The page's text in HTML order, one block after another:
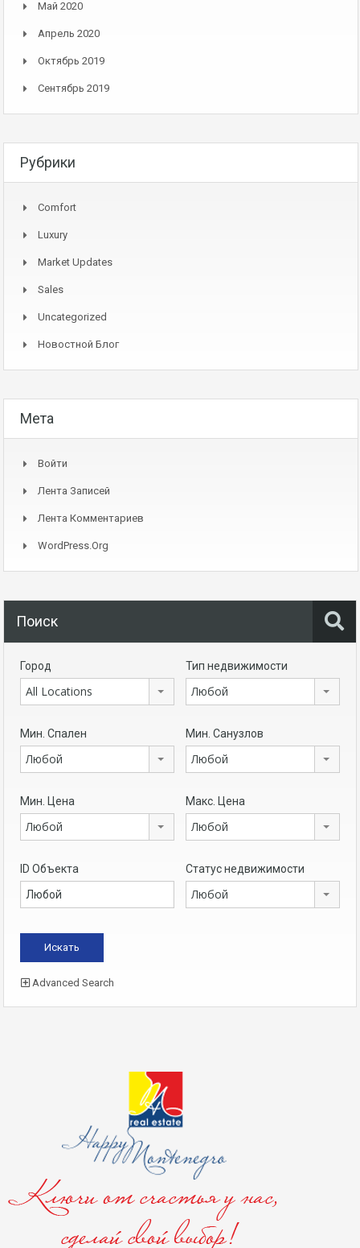
Май 2020
Апрель 2020
Октябрь 2019
Сентябрь 2019
Рубрики
Comfort
Luxury
Market Updates
Sales
Uncategorized
Новостной Блог
Мета
Войти
Лента Записей
Лента Комментариев
WordPress.org
Поиск
Город
All Locations
Тип недвижимости
Любой
Мин. Спален
Любой
Мин. Санузлов
Любой
Мин. Цена
Любой
Макс. Цена
Любой
ID Объекта Статус недвижимости
Любой
Advanced Search